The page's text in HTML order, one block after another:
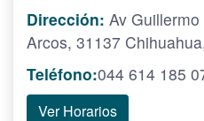
Dirección: Av
Arcos, 31137
Teléfono:044 614 185
Ver Horarios